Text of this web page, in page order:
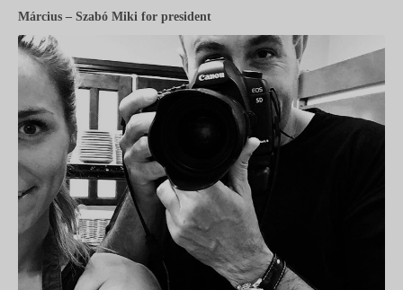
Március – Szabó Miki for president